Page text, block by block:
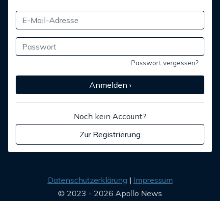
Passwort vergessen?
Anmelden ›
Noch kein Account?
Zur Registrierung
Datenschutzerklärung
Impressum
© 2023 - 2026 Apollo News